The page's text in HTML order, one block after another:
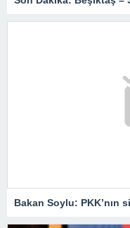
Bakan Soylu: PKK’nın